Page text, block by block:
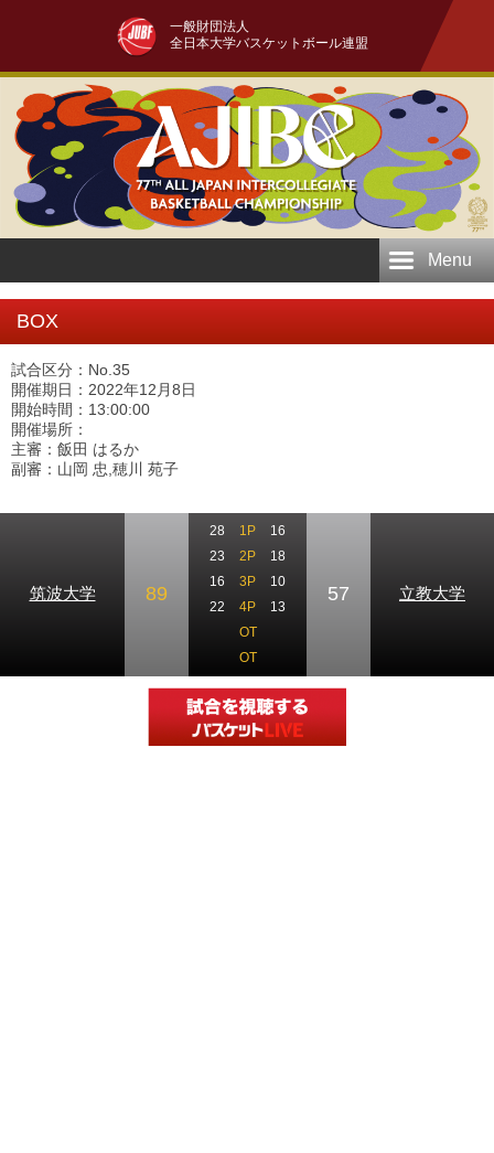
一般財団法人
全日本大学バスケットボール連盟
Menu
BOX
試合区分：No.35
開催期日：2022年12月8日
開始時間：13:00:00
開催場所：
主審：飯田 はるか
副審：山岡 忠,穂川 苑子
筑波大学 89
28 1P
16
23
2P
18
16
3P
10
22
4P
13
OT
OT
57 立教大学